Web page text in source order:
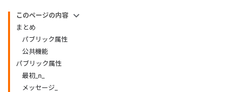
このページの内容
まとめ
パブリック属性
公共機能
パブリック属性
最初_n_
メッセージ_